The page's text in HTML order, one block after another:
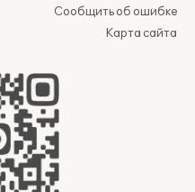
Сообщить об ошибке
Карта сайта